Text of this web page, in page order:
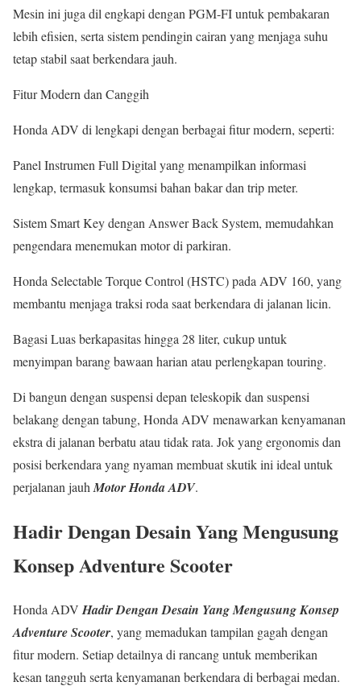
Mesin ini juga dil engkapi dengan PGM-FI untuk pembakaran
lebih efisien, serta sistem pendingin cairan yang menjaga suhu
tetap stabil saat berkendara jauh.
Fitur Modern dan Canggih
Honda ADV di lengkapi dengan berbagai fitur modern, seperti:
Panel Instrumen Full Digital yang menampilkan informasi
lengkap, termasuk konsumsi bahan bakar dan trip meter.
Sistem Smart Key dengan Answer Back System, memudahkan
pengendara menemukan motor di parkiran.
Honda Selectable Torque Control (HSTC) pada ADV 160, yang
membantu menjaga traksi roda saat berkendara di jalanan licin.
Bagasi Luas berkapasitas hingga 28 liter, cukup untuk
menyimpan barang bawaan harian atau perlengkapan touring.
Di bangun dengan suspensi depan teleskopik dan suspensi
belakang dengan tabung, Honda ADV menawarkan kenyamanan
ekstra di jalanan berbatu atau tidak rata. Jok yang ergonomis dan
posisi berkendara yang nyaman membuat skutik ini ideal untuk
perjalanan jauhMotor Honda ADV.
Hadir Dengan Desain Yang Mengusung
Konsep Adventure Scooter
Honda ADV Hadir Dengan Desain Yang Mengusung Konsep
Adventure Scooter, yang memadukan tampilan gagah dengan
fitur modern. Setiap detailnya di rancang untuk memberikan
kesan tangguh serta kenyamanan berkendara di berbagai medan.